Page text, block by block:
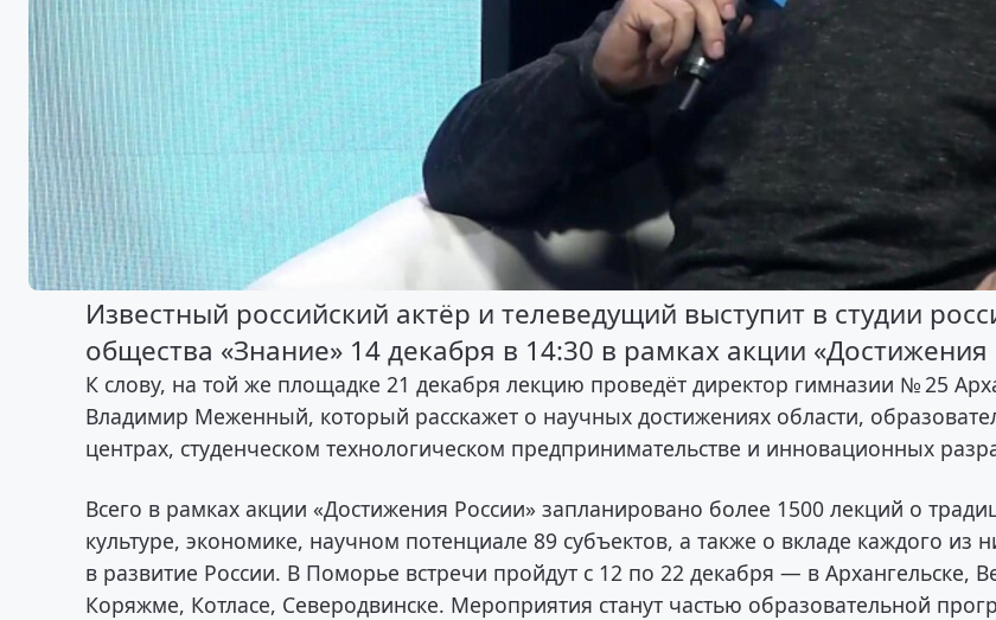
Известный российский актёр и телеведущий выступит в студии
общества «Знание» 14 декабря в 14:30 в рамках акции «Достижения
К слову, на той же площадке 21 декабря лекцию проведёт директор гимназии № 25
Владимир Меженный, который расскажет о научных достижениях области,
центрах, студенческом технологическом предпринимательстве и инновационных
Всего в рамках акции «Достижения России» запланировано более 1500 лекций о
культуре, экономике, научном потенциале 89 субъектов, а также о вкладе каждого из
в развитие России. В Поморье встречи пройдут с 12 по 22 декабря — в Архангельске,
Коряжме, Котласе, Северодвинске. Мероприятия станут частью образовательной